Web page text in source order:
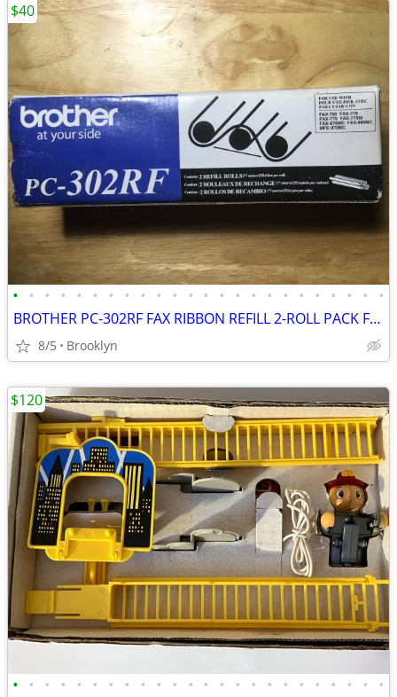
• • • • • • • • • • • • • • • • • • • • • • • •
BROTHER PC-302RF FAX RIBBON REFILL 2-ROLL PACK FOR BROTHER PLAIN PAPER
8/5 Brooklyn
$40
• • • • • • • • • • • • • • • • • • • • • • • •
$120